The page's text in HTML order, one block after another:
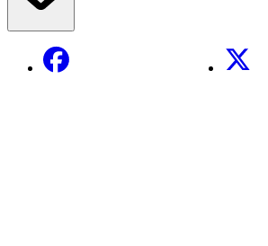
Facebook X